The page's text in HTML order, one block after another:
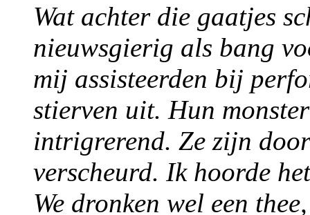
Wat achter die gaatjes
nieuwsgierig als bang
mij assisteerden bij
stierven uit. Hun
intrigrerend. Ze zijn
verscheurd. Ik hoorde
We dronken wel een